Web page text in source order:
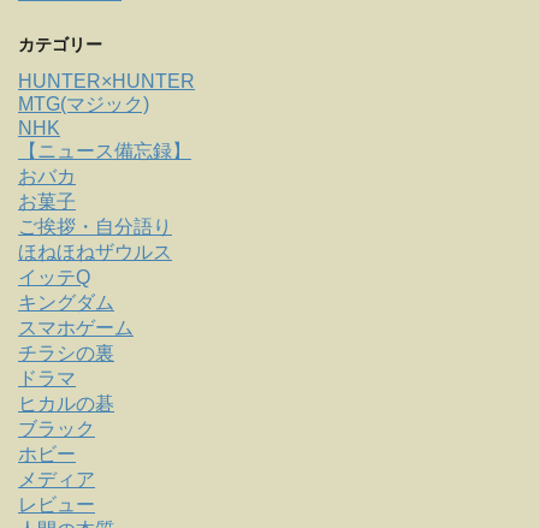
カテゴリー
HUNTER×HUNTER
MTG(マジック)
NHK
【ニュース備忘録】
おバカ
お菓子
ご挨拶・自分語り
ほねほねザウルス
イッテQ
キングダム
スマホゲーム
チラシの裏
ドラマ
ヒカルの碁
ブラック
ホビー
メディア
レビュー